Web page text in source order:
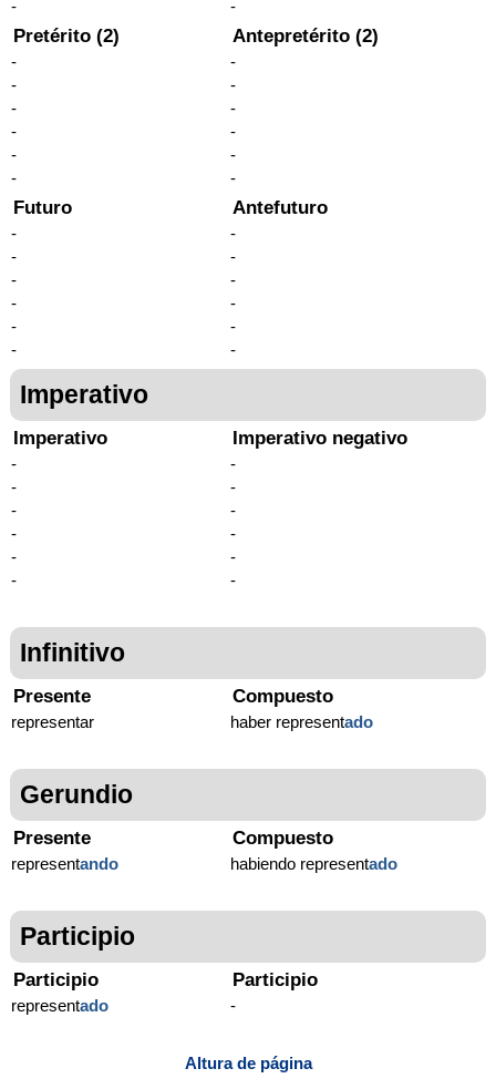
- -
Pretérito (2)
-
-
-
-
-
-
Antepretérito (2)
-
-
-
-
-
-
Futuro
-
-
-
-
-
-
Antefuturo
-
-
-
-
-
-
Imperativo
Imperativo
-
-
-
-
-
-
Imperativo negativo
-
-
-
-
-
-
Infinitivo
Presente
representar
Compuesto
haber representado
Gerundio
Presente
representando
Compuesto
habiendo representado
Participio
Participio
representado
Participio
-
Altura de página